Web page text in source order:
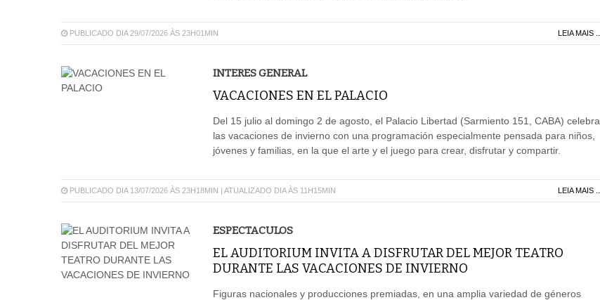
PUBLICADO DIA 29/07/2026 ÀS 23H01MIN LEIA MAIS ...
INTERES GENERAL
VACACIONES EN EL PALACIO
Del 15 julio al domingo 2 de agosto, el Palacio Libertad (Sarmiento 151, CABA) celebra
las vacaciones de invierno con una programación especialmente pensada para niños,
jóvenes y familias, en la que el arte y el juego para crear, disfrutar y compartir.
PUBLICADO DIA 13/07/2026 ÀS 23H18MIN | ATUALIZADO DIA ÀS 11H15MIN LEIA MAIS ...
ESPECTACULOS
EL AUDITORIUM INVITA A DISFRUTAR DEL MEJOR TEATRO
DURANTE LAS VACACIONES DE INVIERNO
Figuras nacionales y producciones premiadas, en una amplia variedad de géneros